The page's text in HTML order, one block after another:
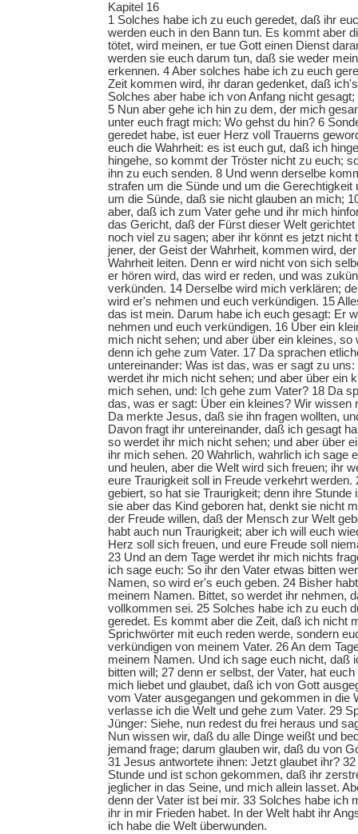
Kapitel 16
1 Solches habe ich zu euch geredet, daß ihr
werden euch in den Bann tun. Es kommt aber
tötet, wird meinen, er tue Gott einen Dienst
werden sie euch darum tun, daß sie weder
erkennen. 4 Aber solches habe ich zu euch
Zeit kommen wird, ihr daran gedenket, daß
Solches aber habe ich von Anfang nicht
5 Nun aber gehe ich hin zu dem, der mich
unter euch fragt mich: Wo gehst du hin? 6
geredet habe, ist euer Herz voll Trauerns
euch die Wahrheit: es ist euch gut, daß ich
hingehe, so kommt der Tröster nicht zu euch;
ihn zu euch senden. 8 Und wenn derselbe
strafen um die Sünde und um die Gerechtigkeit
um die Sünde, daß sie nicht glauben an mich;
aber, daß ich zum Vater gehe und ihr mich
das Gericht, daß der Fürst dieser Welt
noch viel zu sagen; aber ihr könnt es jetzt nicht
jener, der Geist der Wahrheit, kommen wird,
Wahrheit leiten. Denn er wird nicht von sich
er hören wird, das wird er reden, und was
verkünden. 14 Derselbe wird mich verklären;
wird er's nehmen und euch verkündigen. 15
das ist mein. Darum habe ich euch gesagt: Er
nehmen und euch verkündigen. 16 Über ein
mich nicht sehen; und aber über ein kleines, so
denn ich gehe zum Vater. 17 Da sprachen
untereinander: Was ist das, was er sagt zu
werdet ihr mich nicht sehen; und aber über ein
mich sehen, und: Ich gehe zum Vater? 18 Da
das, was er sagt: Über ein kleines? Wir wissen
Da merkte Jesus, daß sie ihn fragen wollten,
Davon fragt ihr untereinander, daß ich gesagt
so werdet ihr mich nicht sehen; und aber über
ihr mich sehen. 20 Wahrlich, wahrlich ich sage
und heulen, aber die Welt wird sich freuen; ihr
eure Traurigkeit soll in Freude verkehrt werden.
gebiert, so hat sie Traurigkeit; denn ihre Stunde
sie aber das Kind geboren hat, denkt sie nicht
der Freude willen, daß der Mensch zur Welt
habt auch nun Traurigkeit; aber ich will euch
Herz soll sich freuen, und eure Freude soll
23 Und an dem Tage werdet ihr mich nichts
ich sage euch: So ihr den Vater etwas bitten
Namen, so wird er's euch geben. 24 Bisher
meinem Namen. Bittet, so werdet ihr nehmen,
vollkommen sei. 25 Solches habe ich zu euch
geredet. Es kommt aber die Zeit, daß ich nicht
Sprichwörter mit euch reden werde, sondern
verkündigen von meinem Vater. 26 An dem
meinem Namen. Und ich sage euch nicht, daß
bitten will; 27 denn er selbst, der Vater, hat
mich liebet und glaubet, daß ich von Gott
vom Vater ausgegangen und gekommen in die
verlasse ich die Welt und gehe zum Vater. 29
Jünger: Siehe, nun redest du frei heraus und
Nun wissen wir, daß du alle Dinge weißt und
jemand frage; darum glauben wir, daß du von
31 Jesus antwortete ihnen: Jetzt glaubet ihr?
Stunde und ist schon gekommen, daß ihr
jeglicher in das Seine, und mich allein lasset.
denn der Vater ist bei mir. 33 Solches habe ich
ihr in mir Frieden habet. In der Welt habt ihr
ich habe die Welt überwunden.